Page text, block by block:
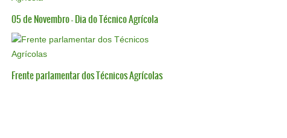
05 de Novembro - Dia do Técnico Agrícola
Frente parlamentar dos Técnicos Agrícolas